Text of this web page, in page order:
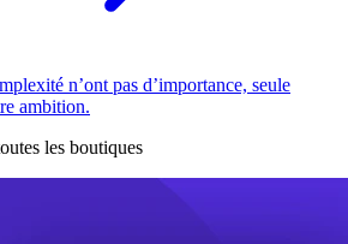
n’ont pas d’importance, seule
ambition.
les boutiques